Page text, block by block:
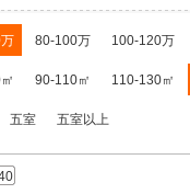
80-100万 100-120万
90-110㎡ 110-130㎡
五室 五室以上